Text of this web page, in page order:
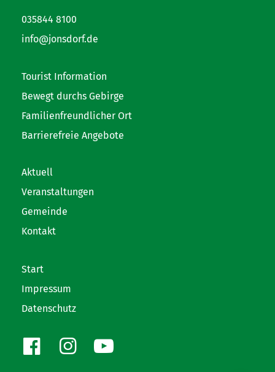
035844 8100
info@jonsdorf.de
Tourist Information
Bewegt durchs Gebirge
Familienfreundlicher Ort
Barrierefreie Angebote
Aktuell
Veranstaltungen
Gemeinde
Kontakt
Start
Impressum
Datenschutz
FacebookInstagram